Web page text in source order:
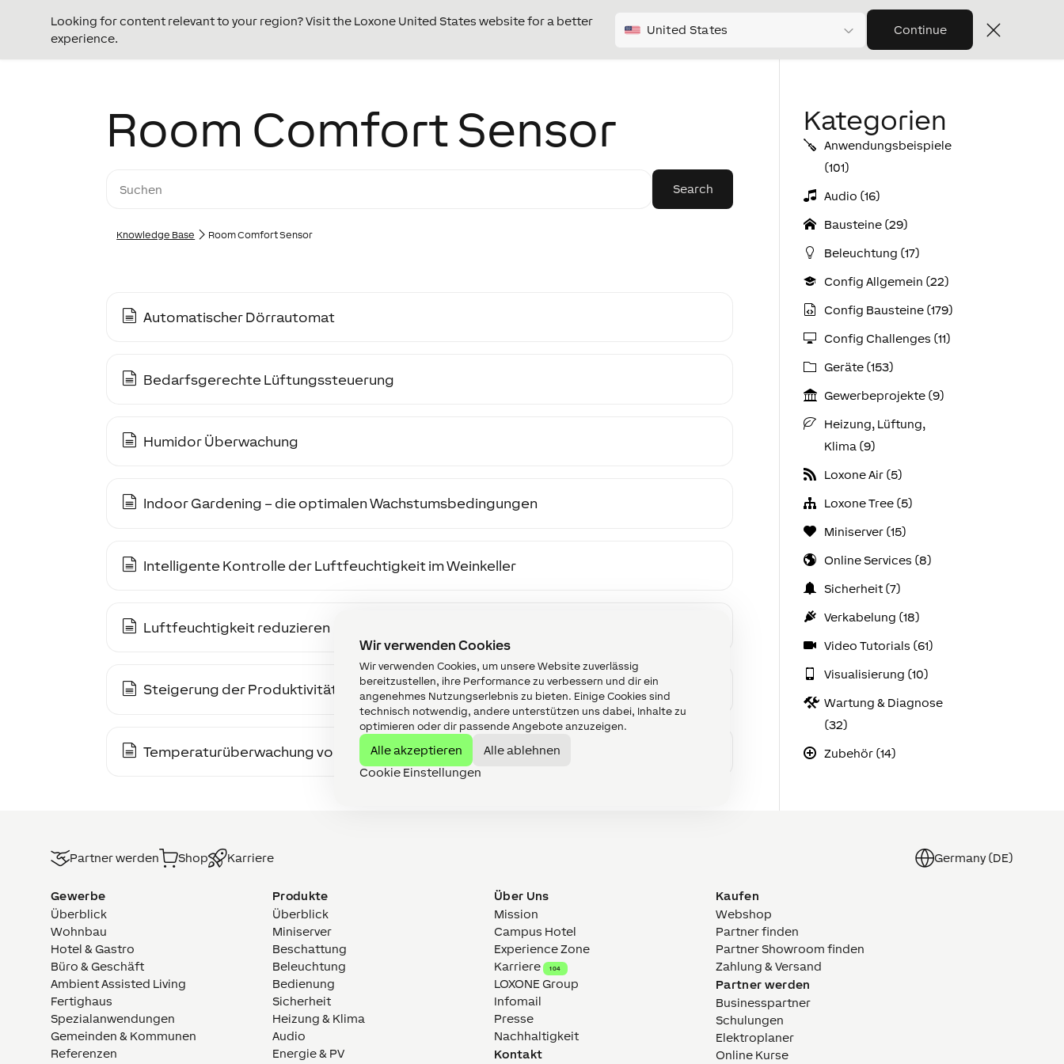
Wir verwenden Cookies
Wir verwenden Cookies, um unsere Website zuverlässig
bereitzustellen, ihre Performance zu verbessern und dir ein
angenehmes Nutzungserlebnis zu bieten. Einige Cookies sind
technisch notwendig, andere unterstützen uns dabei, Inhalte zu
optimieren oder dir passende Angebote anzuzeigen.
Alle akzeptieren
Alle ablehnen
Cookie Einstellungen
Looking for content relevant to your region? Visit the Loxone United States website for a better
experience.
United States Continue
Room Comfort Sensor
Knowledge Base Room Comfort Sensor
Automatischer Dörrautomat
Bedarfsgerechte Lüftungssteuerung
Humidor Überwachung
Indoor Gardening – die optimalen Wachstumsbedingungen
Intelligente Kontrolle der Luftfeuchtigkeit im Weinkeller
Luftfeuchtigkeit reduzieren
Steigerung der Produktivität am Arbeitsplatz
Temperaturüberwachung von Kühl- und Gefrierräumen
Kategorien
Anwendungs­­­beispiele
(101)
Audio (16)
Bausteine (29)
Beleuchtung (17)
Config Allgemein (22)
Config Bausteine (179)
Config Challenges (11)
Geräte (153)
Gewerbeprojekte (9)
Heizung, Lüftung,
Klima (9)
Loxone Air (5)
Loxone Tree (5)
Miniserver (15)
Online Services (8)
Sicherheit (7)
Verkabelung (18)
Video Tutorials (61)
Visualisierung (10)
Wartung & Diagnose
(32)
Zubehör (14)
Partner werden Shop Karriere Germany (DE)
Gewerbe
Überblick
Wohnbau
Hotel & Gastro
Büro & Geschäft
Ambient Assisted Living
Fertighaus
Spezialanwendungen
Gemeinden & Kommunen
Referenzen
Produkte
Überblick
Miniserver
Beschattung
Beleuchtung
Bedienung
Sicherheit
Heizung & Klima
Audio
Energie & PV
Über Uns
Mission
Campus Hotel
Experience Zone
Karriere
104
LOXONE Group
Infomail
Presse
Nachhaltigkeit
Kontakt
Kaufen
Webshop
Partner finden
Partner Showroom finden
Zahlung & Versand
Partner werden
Businesspartner
Schulungen
Elektroplaner
Online Kurse